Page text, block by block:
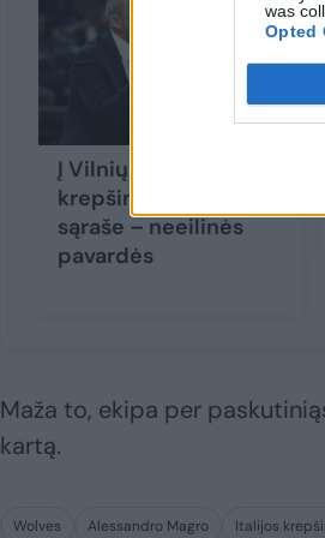
was
Opted
Į Vilnių atvyks
krepšinio elitas:
sąraše – neeilinės
pavardės
Maža to, ekipa per
kartą.
Wolves Alessandro Magro Italijos